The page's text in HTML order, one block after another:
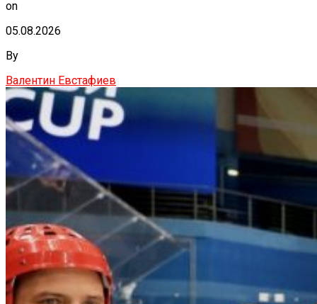
on
05.08.2026
By
Валентин Евстафиев